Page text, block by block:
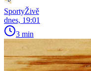
SportyŽivě
dnes, 19:01
3 min